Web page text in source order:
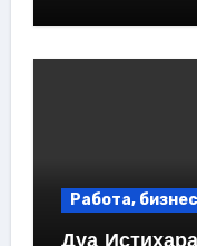
Работа, бизнес
Дуа Истихара